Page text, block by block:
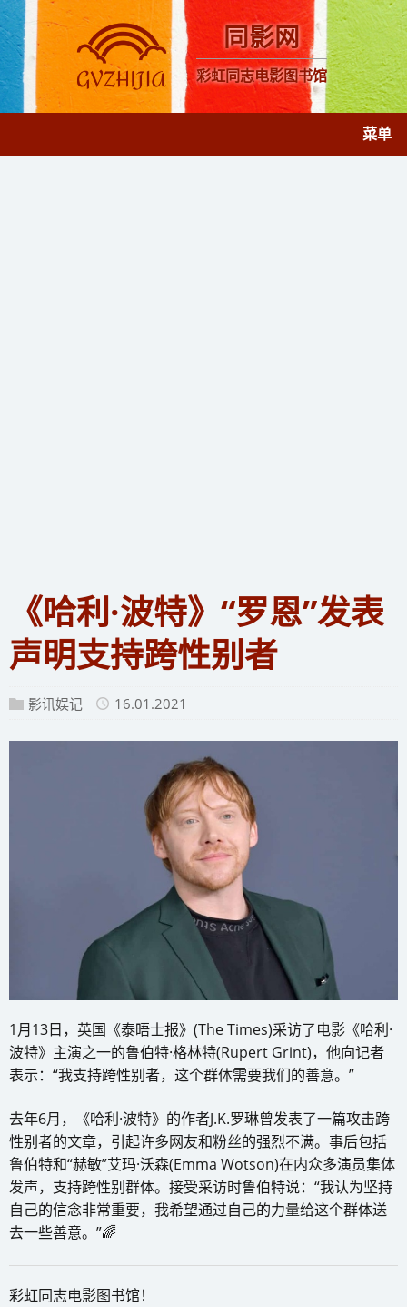
同影网
彩虹同志电影图书馆
菜单
《哈利·波特》“罗恩”发表
声明支持跨性别者
影讯娱记 16.01.2021
1月13日，英国《泰晤士报》(The Times)采访了电影《哈利·
波特》主演之一的鲁伯特·格林特(Rupert Grint)，他向记者
表示：“我支持跨性别者，这个群体需要我们的善意。”
去年6月，《哈利·波特》的作者J.K.罗琳曾发表了一篇攻击跨
性别者的文章，引起许多网友和粉丝的强烈不满。事后包括
鲁伯特和“赫敏”艾玛·沃森(Emma Wotson)在内众多演员集体
发声，支持跨性别群体。接受采访时鲁伯特说：“我认为坚持
自己的信念非常重要，我希望通过自己的力量给这个群体送
去一些善意。”🌈
彩虹同志电影图书馆！